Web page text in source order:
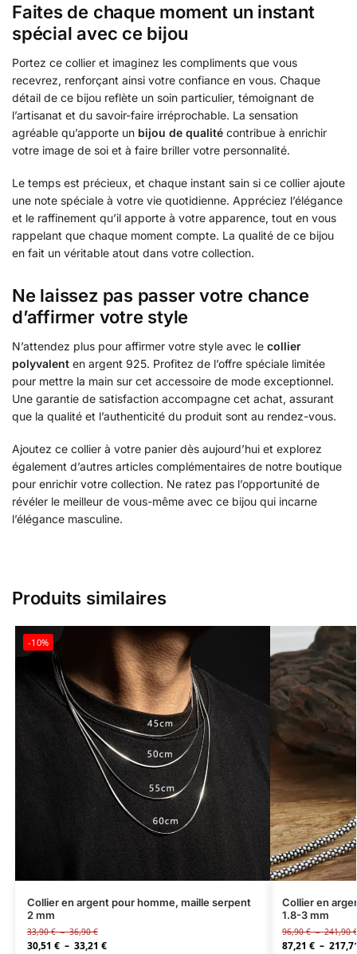
Faites de chaque moment un instant
spécial avec ce bijou
Portez ce collier et imaginez les compliments que vous
recevrez, renforçant ainsi votre confiance en vous. Chaque
détail de ce bijou reflète un soin particulier, témoignant de
l’artisanat et du savoir-faire irréprochable. La sensation
agréable qu’apporte un bijou de qualité contribue à enrichir
votre image de soi et à faire briller votre personnalité.
Le temps est précieux, et chaque instant sain si ce collier ajoute
une note spéciale à votre vie quotidienne. Appréciez l’élégance
et le raffinement qu’il apporte à votre apparence, tout en vous
rappelant que chaque moment compte. La qualité de ce bijou
en fait un véritable atout dans votre collection.
Ne laissez pas passer votre chance
d’affirmer votre style
N’attendez plus pour affirmer votre style avec le collier
polyvalent en argent 925. Profitez de l’offre spéciale limitée
pour mettre la main sur cet accessoire de mode exceptionnel.
Une garantie de satisfaction accompagne cet achat, assurant
que la qualité et l’authenticité du produit sont au rendez-vous.
Ajoutez ce collier à votre panier dès aujourd’hui et explorez
également d’autres articles complémentaires de notre boutique
pour enrichir votre collection. Ne ratez pas l’opportunité de
révéler le meilleur de vous-même avec ce bijou qui incarne
l’élégance masculine.
Produits similaires
-10%
Collier en argent pour homme, maille serpent
2 mm
33,90€ – 36,90€
30,51 € – 33,21 €
Collier en
1.8-3 mm
96,90€ – 241,90€
87,21 € –